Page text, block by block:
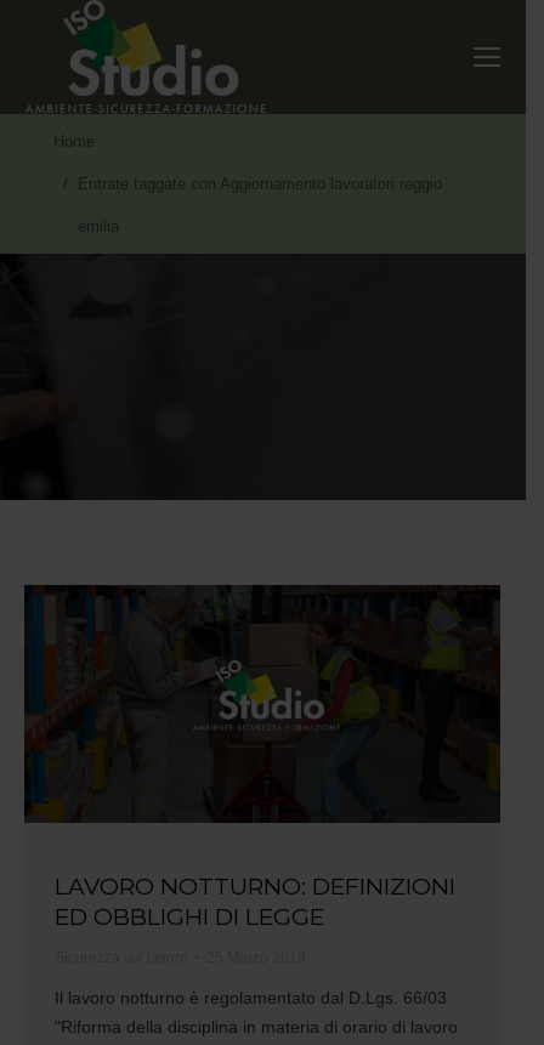
Tu sei qui:
Home
Entrate taggate con Aggiornamento lavoratori reggio
emilia
LAVORO NOTTURNO: DEFINIZIONI
ED OBBLIGHI DI LEGGE
Il lavoro notturno è regolamentato dal D.Lgs. 66/03
"Riforma della disciplina in materia di orario di lavoro